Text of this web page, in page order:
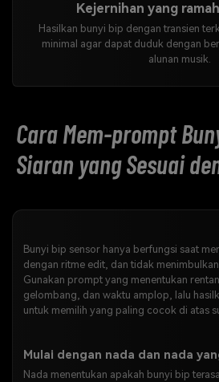
Kejernihan yang
Hasilkan bunyi bip dengan transien
minimal agar dapat duduk dengan
alunan musik.
Cara Mem-prompt
Siaran yang Sesuai
Bunyi bip sensor hanya berfungsi saat
dengan ritme edit, dan tidak
Gunakan prompt yang menentukan
gelombang, dan waktu amplop, lalu
untuk memilih yang paling cocok di atas
Mulai dengan nada dan nada
Nada menentukan apakah bunyi bip